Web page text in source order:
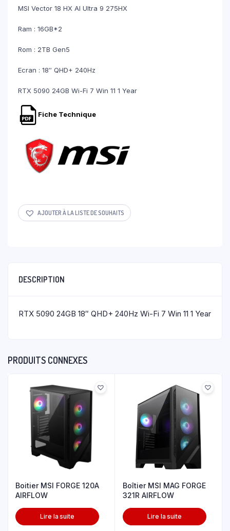
MSI Vector 18 HX AI Ultra 9 275HX
Ram : 16GB*2
Rom : 2TB Gen5
Ecran : 18″ QHD+ 240Hz
RTX 5090 24GB Wi-Fi 7 Win 11 1 Year
Fiche Technique
AJOUTER À LA LISTE DE SOUHAITS
DESCRIPTION
RTX 5090 24GB 18″ QHD+ 240Hz Wi-Fi 7 Win 11 1 Year
PRODUITS CONNEXES
Boitier MSI FORGE 120A
AIRFLOW
Lire la suite
Boîtier MSI MAG FORGE
321R AIRFLOW
Lire la suite